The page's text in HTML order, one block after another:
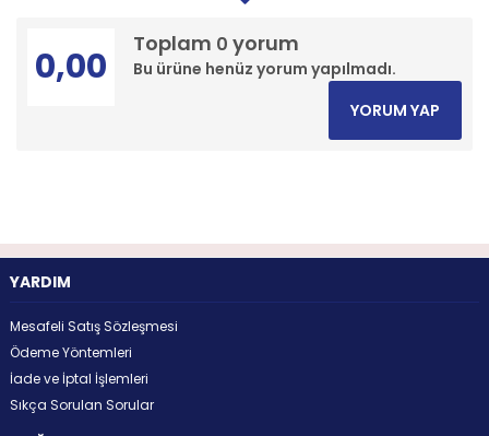
Toplam 0 yorum
Bu ürüne henüz yorum yapılmadı.
0,00
YORUM YAP
YARDIM
Mesafeli Satış Sözleşmesi
Ödeme Yöntemleri
İade ve İptal İşlemleri
Sıkça Sorulan Sorular